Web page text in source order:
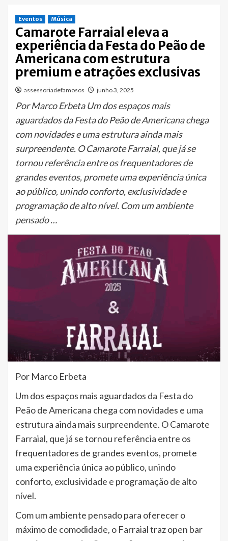
Eventos Música
Camarote Farraial eleva a
experiência da Festa do Peão de
Americana com estrutura
premium e atrações exclusivas
assessoriadefamosos junho 3, 2025
Por Marco Erbeta Um dos espaços mais
aguardados da Festa do Peão de Americana chega
com novidades e uma estrutura ainda mais
surpreendente. O Camarote Farraial, que já se
tornou referência entre os frequentadores de
grandes eventos, promete uma experiência única
ao público, unindo conforto, exclusividade e
programação de alto nível. Com um ambiente
pensado …
Por Marco Erbeta
Um dos espaços mais aguardados da Festa do
Peão de Americana chega com novidades e uma
estrutura ainda mais surpreendente. O Camarote
Farraial, que já se tornou referência entre os
frequentadores de grandes eventos, promete
uma experiência única ao público, unindo
conforto, exclusividade e programação de alto
nível.
Com um ambiente pensado para oferecer o
máximo de comodidade, o Farraial traz open bar